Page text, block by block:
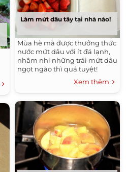
Làm mứt dâu tây tại nhà nào!
Mùa hè mà được thưởng thức
nước mứt dâu với ít đá lạnh,
nhâm nhi những trái mứt dâu
ngọt ngào thì quá tuyệt!
Xem thêm